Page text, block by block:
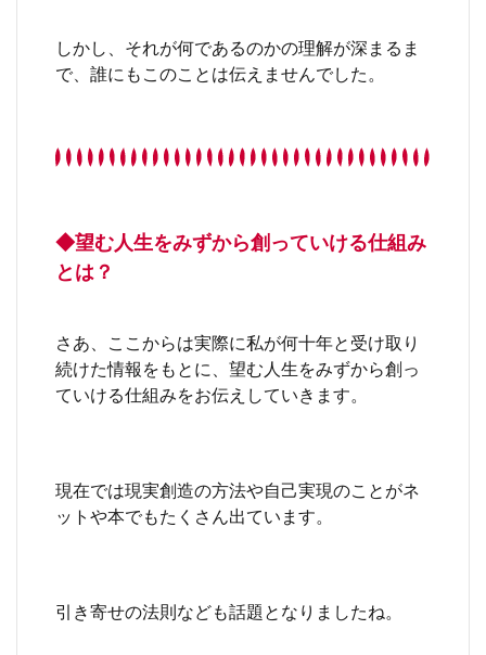
しかし、それが何であるのかの理解が深まるま
で、誰にもこのことは伝えませんでした。
◆望む人生をみずから創っていける仕組み
とは？
さあ、ここからは実際に私が何十年と受け取り
続けた情報をもとに、望む人生をみずから創っ
ていける仕組みをお伝えしていきます。
現在では現実創造の方法や自己実現のことがネ
ットや本でもたくさん出ています。
引き寄せの法則なども話題となりましたね。